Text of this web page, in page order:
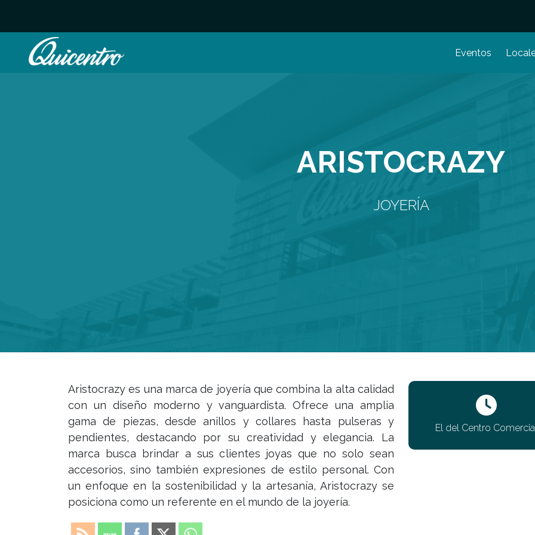
Eventos
ARISTOCRAZY
JOYERÍA
Aristocrazy es una marca de joyería que combina la alta calidad
con un diseño moderno y vanguardista. Ofrece una amplia
gama de piezas, desde anillos y collares hasta pulseras y
pendientes, destacando por su creatividad y elegancia. La
marca busca brindar a sus clientes joyas que no solo sean
accesorios, sino también expresiones de estilo personal. Con
un enfoque en la sostenibilidad y la artesanía, Aristocrazy se
posiciona como un referente en el mundo de la joyería.
El del Centro